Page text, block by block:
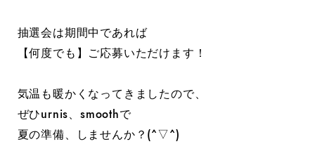
抽選会は期間中であれば
【何度でも】ご応募いただけます！
気温も暖かくなってきましたので、
ぜひurnis、smoothで
夏の準備、しませんか？(^▽^)